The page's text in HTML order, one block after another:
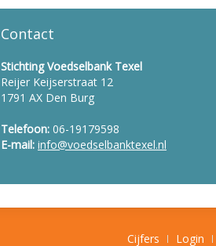
Contact
Stichting Voedselbank Texel
Reijer Keijserstraat 12
1791 AX Den Burg
Telefoon: 06-19179598
E-mail: info@voedselbanktexel.nl
Cijfers Login